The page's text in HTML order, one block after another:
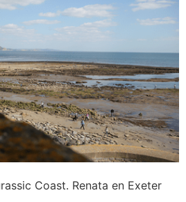
Coast. Renata en Exeter